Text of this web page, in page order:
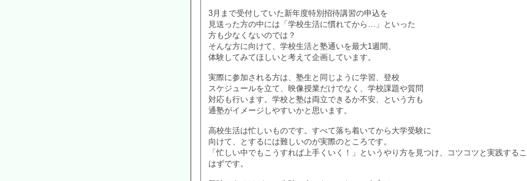
3月まで受付していた新年度特別招待講習の申込を
見送った方の中には「学校生活に慣れてから…」といった
方も少なくないのでは？
そんな方に向けて、学校生活と塾通いを最大1週間、
体験してみてほしいと考えて企画しています。
実際に参加される方は、塾生と同じように学習、登校
スケジュールを立て、映像授業だけでなく、学校課題や質問
対応も行います。学校と塾は両立できるか不安、という方も
通塾がイメージしやすいかと思います。
高校生活は忙しいものです。すべて落ち着いてから大学受験に
向けて、とするには難しいのが実際のところです。
「忙しい中でもこうすれば上手くいく！」というやり方を見つけ、コツコツと実践する
はずです。